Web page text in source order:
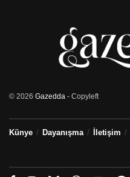
© 2026 Gazedda - Copyleft
Künye Dayanışma İletişim